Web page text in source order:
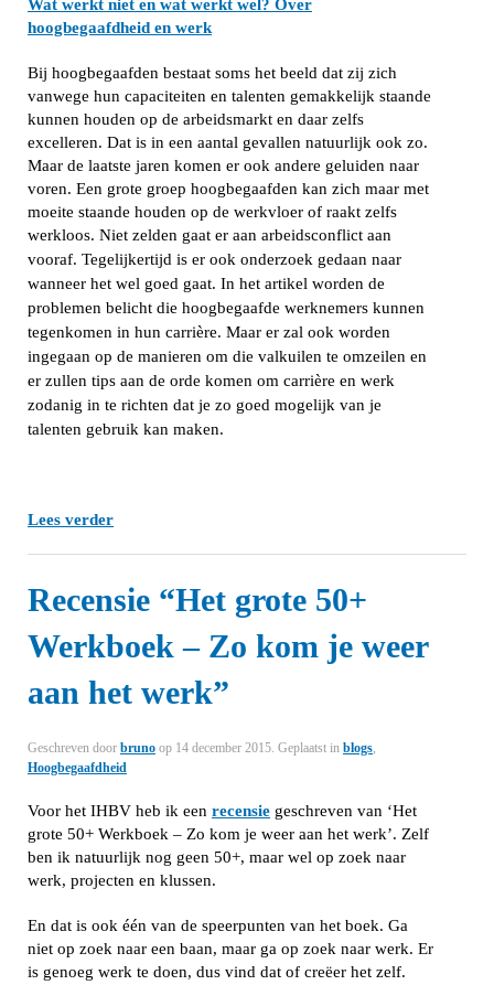
Wat werkt niet en wat werkt wel? Over
hoogbegaafdheid en werk
Bij hoogbegaafden bestaat soms het beeld dat zij zich
vanwege hun capaciteiten en talenten gemakkelijk staande
kunnen houden op de arbeidsmarkt en daar zelfs
excelleren. Dat is in een aantal gevallen natuurlijk ook zo.
Maar de laatste jaren komen er ook andere geluiden naar
voren. Een grote groep hoogbegaafden kan zich maar met
moeite staande houden op de werkvloer of raakt zelfs
werkloos. Niet zelden gaat er aan arbeidsconflict aan
vooraf. Tegelijkertijd is er ook onderzoek gedaan naar
wanneer het wel goed gaat. In het artikel worden de
problemen belicht die hoogbegaafde werknemers kunnen
tegenkomen in hun carrière. Maar er zal ook worden
ingegaan op de manieren om die valkuilen te omzeilen en
er zullen tips aan de orde komen om carrière en werk
zodanig in te richten dat je zo goed mogelijk van je
talenten gebruik kan maken.
Lees verder
Recensie “Het grote 50+
Werkboek – Zo kom je weer
aan het werk”
Geschreven door bruno op 14 december 2015. Geplaatst in blogs,
Hoogbegaafdheid
Voor het IHBV heb ik een recensie geschreven van ‘Het
grote 50+ Werkboek – Zo kom je weer aan het werk’. Zelf
ben ik natuurlijk nog geen 50+, maar wel op zoek naar
werk, projecten en klussen.
En dat is ook één van de speerpunten van het boek. Ga
niet op zoek naar een baan, maar ga op zoek naar werk. Er
is genoeg werk te doen, dus vind dat of creëer het zelf.